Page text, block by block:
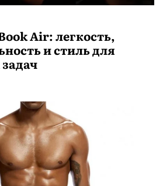
Air: легкость,
и стиль для